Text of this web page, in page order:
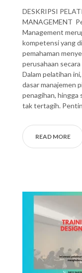
DESKRIPSI
MANAGEMENT
Management
kompetensi yang
pemahaman
perusahaan
Dalam pelatihan
dasar manajemen
penagihan, hingga
tak tertagih.
READ MORE